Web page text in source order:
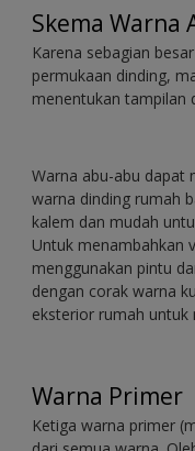
Skema Warna
Karena sebagian
permukaan dinding,
menentukan tampilan
Warna abu-abu dapat
warna dinding rumah
kalem dan mudah
Untuk menambahkan
menggunakan pintu
dengan corak warna
eksterior rumah untuk
Warna Primer
Ketiga warna primer